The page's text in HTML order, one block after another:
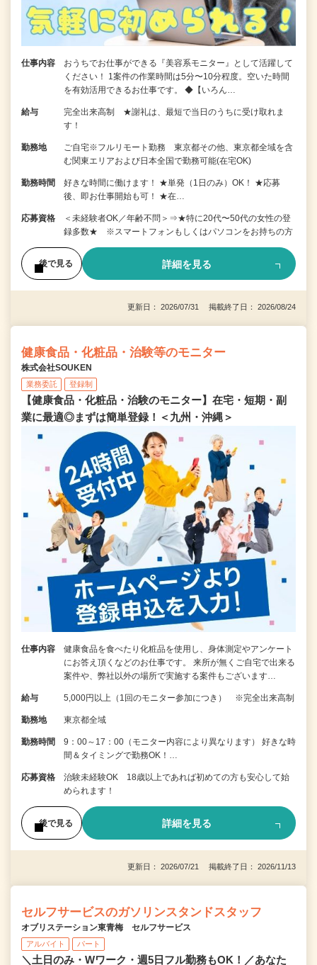
仕事内容
おうちでお仕事ができる『美容系モニター』として活躍して
ください！ 1案件の作業時間は5分〜10分程度。空いた時間
を有効活用できるお仕事です。 ◆【いろん…
給与
完全出来高制 ★謝礼は、最短で当日のうちに受け取れま
す！
勤務地
ご自宅※フルリモート勤務 東京都その他、東京都全域を含
む関東エリアおよび日本全国で勤務可能(在宅OK)
勤務時間
好きな時間に働けます！ ★単発（1日のみ）OK！ ★応募
後、即お仕事開始も可！ ★在…
応募資格
＜未経験者OK／年齢不問＞⇒★特に20代〜50代の女性の登
録多数★ ※スマートフォンもしくはパソコンをお持ちの方
後で見る 詳細を見る
更新日： 2026/07/31 掲載終了日： 2026/08/24
健康食品・化粧品・治験等のモニター
株式会社SOUKEN
業務委託 登録制
【健康食品・化粧品・治験のモニター】在宅・短期・副
業に最適◎まずは簡単登録！＜九州・沖縄＞
仕事内容
健康食品を食べたり化粧品を使用し、身体測定やアンケート
にお答え頂くなどのお仕事です。 来所が無くご自宅で出来る
案件や、弊社以外の場所で実施する案件もございます…
給与 5,000円以上（1回のモニター参加につき） ※完全出来高制
勤務地 東京都全域
勤務時間
9：00～17：00（モニター内容により異なります） 好きな時
間＆タイミングで勤務OK！…
応募資格
治験未経験OK 18歳以上であれば初めての方も安心して始
められます！
後で見る 詳細を見る
更新日： 2026/07/21 掲載終了日： 2026/11/13
セルフサービスのガソリンスタンドスタッフ
オブリステーション東青梅 セルフサービス
アルバイト パート
＼土日のみ・Wワーク・週5日フル勤務もOK！／あなた